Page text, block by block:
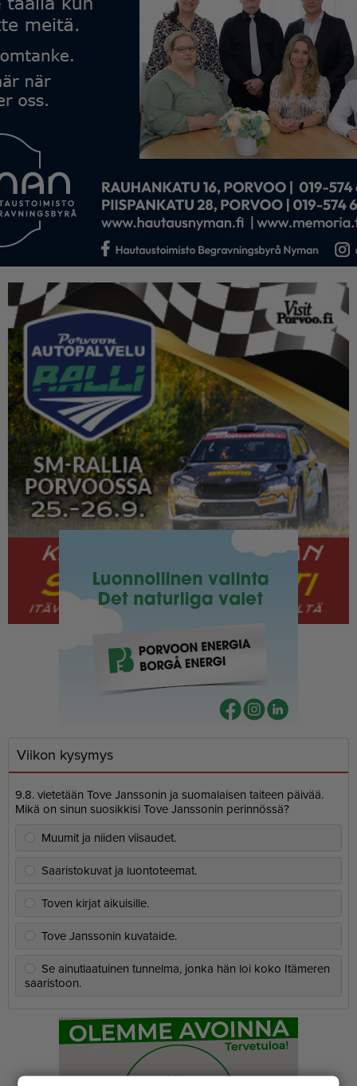
Viikon kysymys
9.8. vietetään Tove Janssonin ja suomalaisen taiteen päivää.
Mikä on sinun suosikkisi Tove Janssonin perinnössä?
Muumit ja niiden viisaudet.
Saaristokuvat ja luontoteemat.
Toven kirjat aikuisille.
Tove Janssonin kuvataide.
Se ainutlaatuinen tunnelma, jonka hän loi koko Itämeren
saaristoon.